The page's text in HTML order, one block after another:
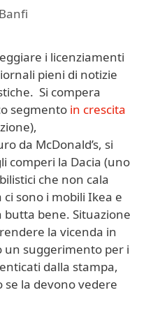
i licenziamenti
pieni di notizie
Si compera
segmento in crescita
da McDonald’s, si
comperi la Dacia (uno
che non cala
sono i mobili Ikea e
butta bene. Situazione
la vicenda in
un suggerimento per i
dalla stampa,
la devono vedere